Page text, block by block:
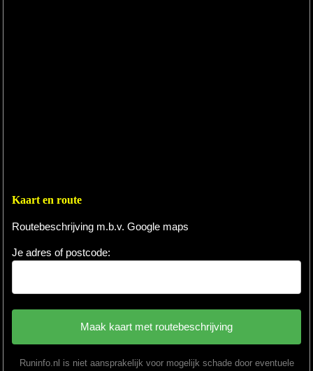
Kaart en route
Routebeschrijving m.b.v. Google maps
Je adres of postcode:
Runinfo.nl is niet aansprakelijk voor mogelijk schade door eventuele